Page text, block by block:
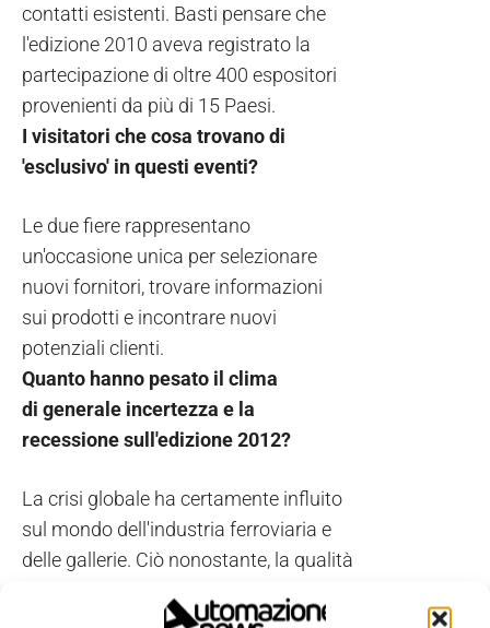
contatti esistenti. Basti pensare che
l'edizione 2010 aveva registrato la
partecipazione di oltre 400 espositori
provenienti da più di 15 Paesi.
I visitatori che cosa trovano di
'esclusivo' in questi eventi?
Le due fiere rappresentano
un'occasione unica per selezionare
nuovi fornitori, trovare informazioni
sui prodotti e incontrare nuovi
potenziali clienti.
Quanto hanno pesato il clima
di generale incertezza e la
recessione sull'edizione 2012?
La crisi globale ha certamente influito
sul mondo dell'industria ferroviaria e
delle gallerie. Ciò nonostante, la qualità
stata intaccata e, attraverso la visibilità